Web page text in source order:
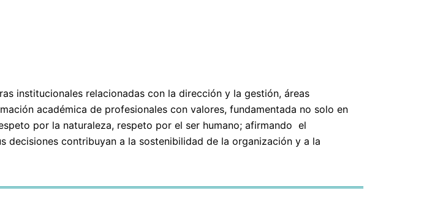
institucionales relacionadas con la dirección y la gestión, áreas
académica de profesionales con valores, fundamentada no solo en
por la naturaleza, respeto por el ser humano; afirmando el
contribuyan a la sostenibilidad de la organización y a la